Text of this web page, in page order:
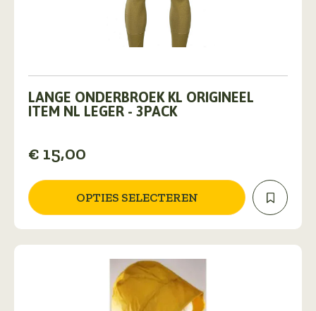
LANGE ONDERBROEK KL ORIGINEEL
ITEM NL LEGER - 3PACK
€ 15,00
OPTIES SELECTEREN
product
heeft
Deze
optie
gekozen
worden
op
de